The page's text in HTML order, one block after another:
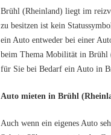
Brühl (Rheinland) liegt im
zu besitzen ist kein
ein Auto entweder bei einer
beim Thema Mobilität in Brühl
für Sie bei Bedarf ein Auto in
Auto mieten in Brühl
Auch wenn ein eigenes Auto